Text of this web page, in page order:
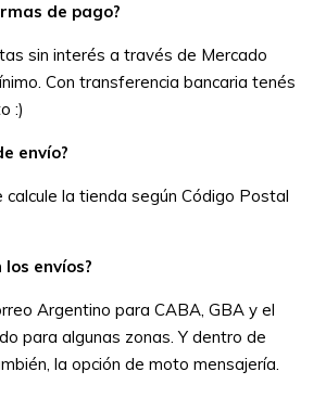
de pago?
sin interés a través de Mercado
Con transferencia bancaria tenés
:)
envío?
calcule la tienda según Código Postal
envíos?
Argentino para CABA, GBA y el
para algunas zonas. Y dentro de
la opción de moto mensajería.